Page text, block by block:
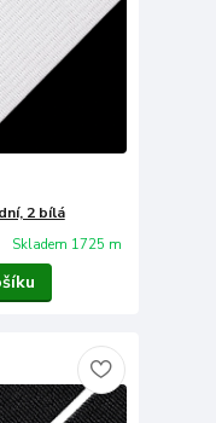
2 bílá
Skladem 1725 m